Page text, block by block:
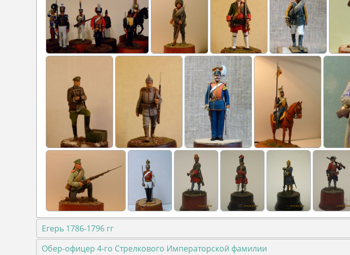
Егерь 1786-1796 гг
Обер-офицер 4-го Стрелкового Императорской фамилии